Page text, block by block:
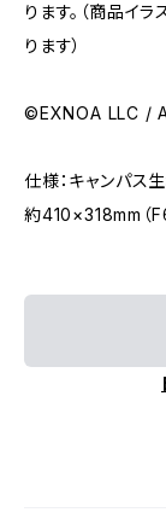
ります。（商品イ
ります）
©EXNOA LLC /
仕様：キャンパス
約410×318mm（